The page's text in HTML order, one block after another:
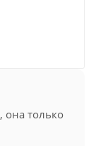
, она только